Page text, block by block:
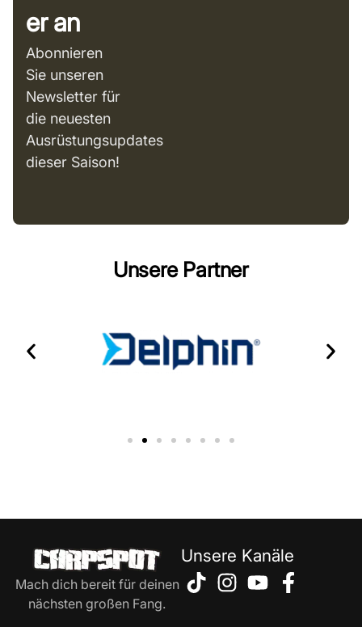
er an
Abonnieren
Sie unseren
Newsletter für
die neuesten
Ausrüstungsupdates
dieser Saison!
Unsere Partner
Mach dich bereit für deinen
nächsten großen Fang.
Unsere Kanäle